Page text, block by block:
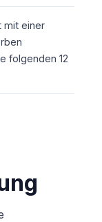
mit einer
folgenden 12